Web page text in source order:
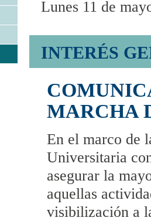
Lunes 11 de
INTERÉS
MARCHA
En el marco de
Universitaria
asegurar la
aquellas
visibilización a